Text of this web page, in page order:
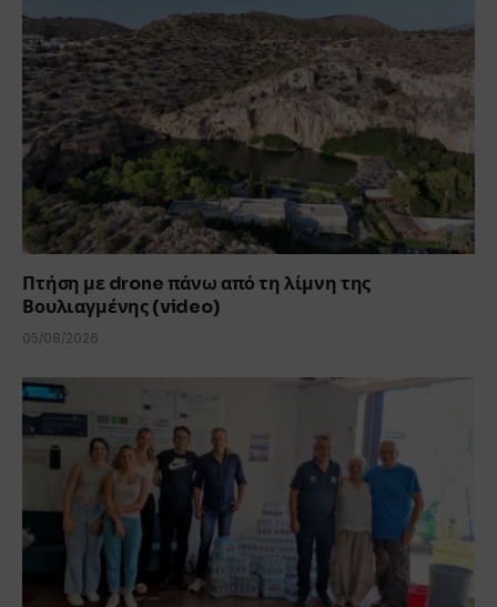
Πτήση με drone πάνω από τη λίμνη της
Βουλιαγμένης (video)
05/08/2026